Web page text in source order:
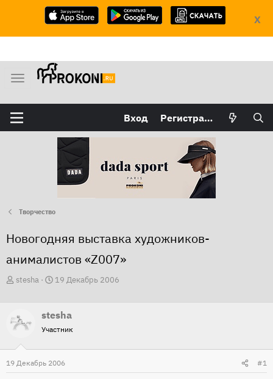
X
М
н
ю
Вход Регистрация
Творчество
Новогодняя выставка художников-
анималистов «Z007»
А
о
т
е
stesha
Д
а
ч
19 Декабрь 2006
stesha
Участник
19 Декабрь 2006 #1